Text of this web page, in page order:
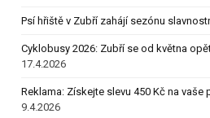
Psí hřiště v Zubří zahájí sezónu
Cyklobusy 2026: Zubří se od května
17.4.2026
Reklama: Získejte slevu 450 Kč na vaše
9.4.2026